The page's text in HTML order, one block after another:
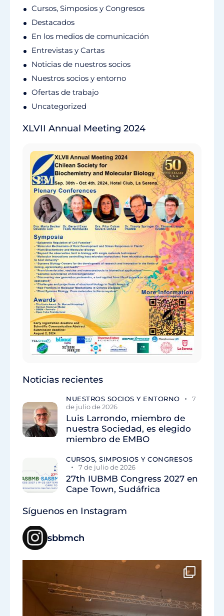
Cursos, Simposios y Congresos
Destacados
En los medios de comunicación
Entrevistas y Cartas
Noticias de nuestros socios
Nuestros socios y entorno
Ofertas de trabajo
Uncategorized
XLVII Annual Meeting 2024
Noticias recientes
NUESTROS SOCIOS Y ENTORNO
7
de julio de 2026
Luis Larrondo, miembro de
nuestra Sociedad, es elegido
miembro de EMBO
CURSOS, SIMPOSIOS Y CONGRESOS
7 de julio de 2026
27th IUBMB Congress 2027 en
Cape Town, Sudáfrica
Síguenos en Instagram
sbbmch